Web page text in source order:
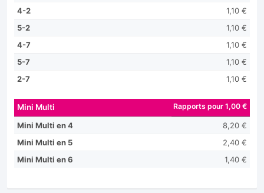
4-2
1,10 €
5-2
1,10 €
4-7
1,10 €
5-7
1,10 €
2-7
1,10 €
Mini Multi Rapports pour 1,00 €
Mini Multi en 4
8,20 €
Mini Multi en 5
2,40 €
Mini Multi en 6
1,40 €